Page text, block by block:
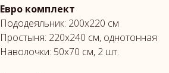
Евро комплект
Пододеяльник: 200х220 см
Простыня: 220х240 см, однотонная
Наволочки: 50х70 см, 2 шт.